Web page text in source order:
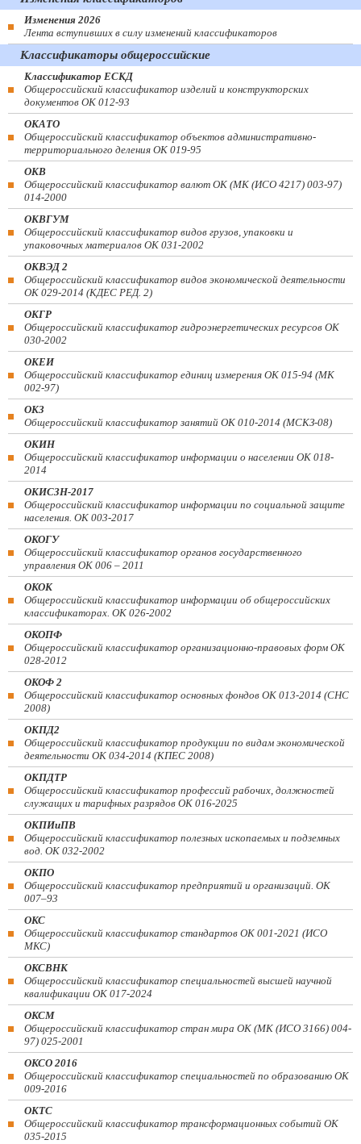
Изменения 2026
Лента вступивших в силу изменений классификаторов
Классификаторы общероссийские
Классификатор ЕСКД
Общероссийский классификатор изделий и конструкторских
документов ОК 012-93
ОКАТО
Общероссийский классификатор объектов административно-
территориального деления ОК 019-95
ОКВ
Общероссийский классификатор валют ОК (МК (ИСО 4217) 003-97)
014-2000
ОКВГУМ
Общероссийский классификатор видов грузов, упаковки и
упаковочных материалов ОК 031-2002
ОКВЭД 2
Общероссийский классификатор видов экономической деятельности
ОК 029-2014 (КДЕС РЕД. 2)
ОКГР
Общероссийский классификатор гидроэнергетических ресурсов ОК
030-2002
ОКЕИ
Общероссийский классификатор единиц измерения ОК 015-94 (МК
002-97)
ОКЗ
Общероссийский классификатор занятий ОК 010-2014 (МСКЗ-08)
ОКИН
Общероссийский классификатор информации о населении ОК 018-
2014
ОКИСЗН-2017
Общероссийский классификатор информации по социальной защите
населения. ОК 003-2017
ОКОГУ
Общероссийский классификатор органов государственного
управления ОК 006 – 2011
ОКОК
Общероссийский классификатор информации об общероссийских
классификаторах. ОК 026-2002
ОКОПФ
Общероссийский классификатор организационно-правовых форм ОК
028-2012
ОКОФ 2
Общероссийский классификатор основных фондов ОК 013-2014 (СНС
2008)
ОКПД2
Общероссийский классификатор продукции по видам экономической
деятельности ОК 034-2014 (КПЕС 2008)
ОКПДТР
Общероссийский классификатор профессий рабочих, должностей
служащих и тарифных разрядов ОК 016-2025
ОКПИиПВ
Общероссийский классификатор полезных ископаемых и подземных
вод. ОК 032-2002
ОКПО
Общероссийский классификатор предприятий и организаций. ОК
007–93
ОКС
Общероссийский классификатор стандартов ОК 001-2021 (ИСО
МКС)
ОКСВНК
Общероссийский классификатор специальностей высшей научной
квалификации ОК 017-2024
ОКСМ
Общероссийский классификатор стран мира ОК (МК (ИСО 3166) 004-
97) 025-2001
ОКСО 2016
Общероссийский классификатор специальностей по образованию ОК
009-2016
ОКТС
Общероссийский классификатор трансформационных событий ОК
035-2015